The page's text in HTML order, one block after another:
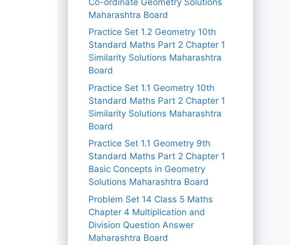
Maharashtra Board
Practice Set 1.2 Geometry 10th
Standard Maths Part 2 Chapter 1
Similarity Solutions Maharashtra
Board
Practice Set 1.1 Geometry 10th
Standard Maths Part 2 Chapter 1
Similarity Solutions Maharashtra
Board
Practice Set 1.1 Geometry 9th
Standard Maths Part 2 Chapter 1
Basic Concepts in Geometry
Solutions Maharashtra Board
Problem Set 14 Class 5 Maths
Chapter 4 Multiplication and
Division Question Answer
Maharashtra Board